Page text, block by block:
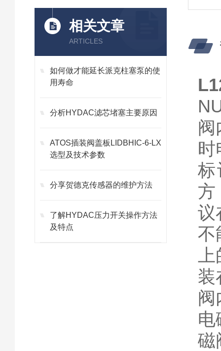
相关文章
ARTICLES
如何做才能延长派克柱塞泵的使
用寿命
分析HYDAC滤芯堵塞主要原因
ATOS插装阀盖板LIDBHIC-6-LX
选型及技术参数
分享贺德克传感器的维护方法
了解HYDAC压力开关操作方法
及特点
阀
时
方
议
不
装
阀
电
磁